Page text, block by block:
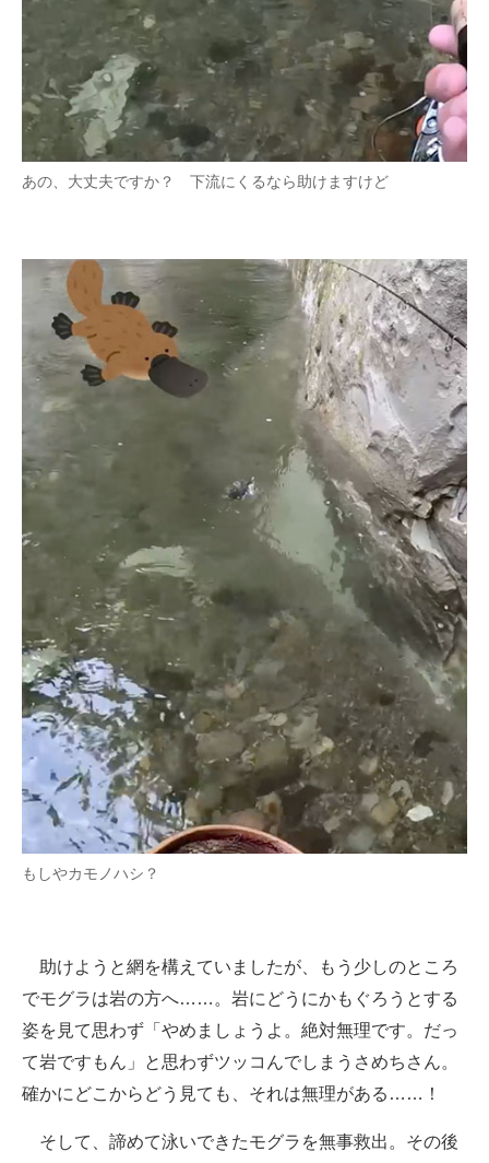
あの、大丈夫ですか？ 下流にくるなら助けますけど
もしやカモノハシ？
助けようと網を構えていましたが、もう少しのところ
でモグラは岩の方へ……。岩にどうにかもぐろうとする
姿を見て思わず「やめましょうよ。絶対無理です。だっ
て岩ですもん」と思わずツッコんでしまうさめちさん。
確かにどこからどう見ても、それは無理がある……！
そして、諦めて泳いできたモグラを無事救出。その後